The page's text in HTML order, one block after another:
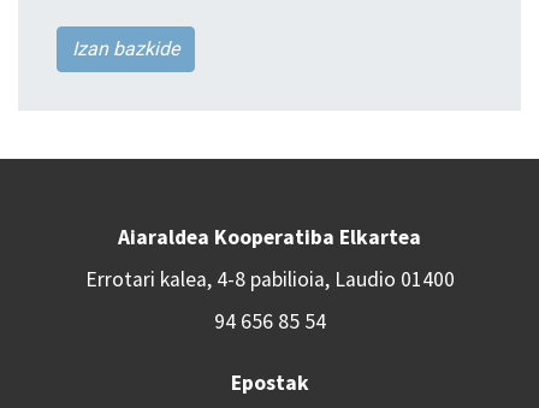
Izan bazkide
Aiaraldea Kooperatiba Elkartea
Errotari kalea, 4-8 pabilioia, Laudio 01400
94 656 85 54
Epostak